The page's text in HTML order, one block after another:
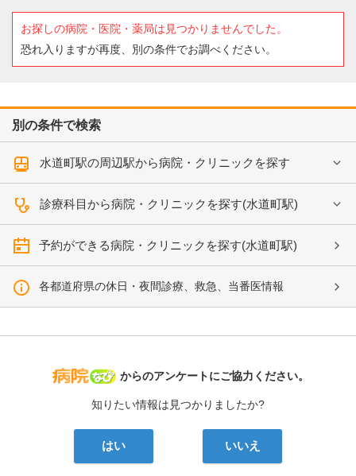
お探しの病院・医院・薬局は見つかりませんでした。
恐れ入りますが再度、別の条件でお調べください。
別の条件で検索
水道町駅の周辺駅から病院・クリニックを探す
診療科目から病院・クリニックを探す(水道町駅)
予約ができる病院・クリニックを探す(水道町駅)
各都道府県の休日・夜間診療、救急、当番医情報
病院なび
からのアンケートにご協力ください。
知りたい情報は見つかりましたか?
はい いいえ